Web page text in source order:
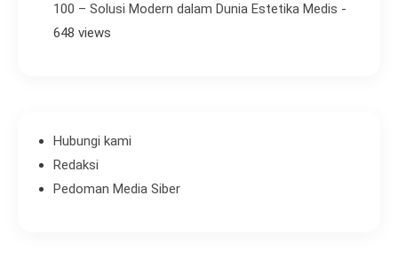
100 – Solusi Modern dalam Dunia Estetika Medis -
648 views
Hubungi kami
Redaksi
Pedoman Media Siber